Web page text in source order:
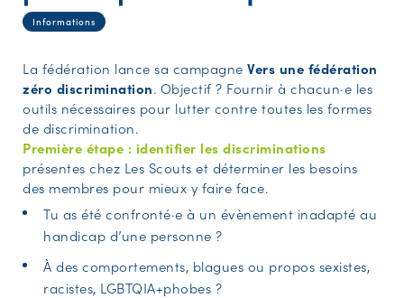
Informations
La fédération lance sa campagne Vers une fédération
zéro discrimination. Objectif ? Fournir à chacun·e les
outils nécessaires pour lutter contre toutes les formes
de discrimination.
Première étape : identifier les discriminations
présentes chez Les Scouts et déterminer les besoins
des membres pour mieux y faire face.
Tu as été confronté·e à un évènement inadapté au
handicap d’une personne ?
À des comportements, blagues ou propos sexistes,
racistes, LGBTQIA+phobes ?